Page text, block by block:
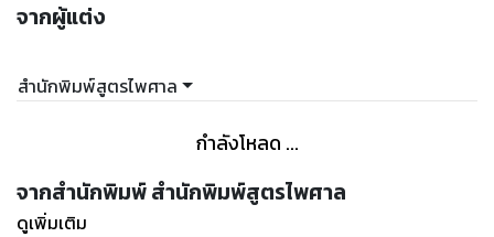
จากผู้แต่ง
สำนักพิมพ์สูตรไพศาล
กำลังโหลด ...
จากสำนักพิมพ์ สำนักพิมพ์สูตรไพศาล
ดูเพิ่มเติม